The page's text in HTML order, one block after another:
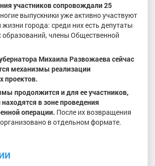
участников сопровождали 25
выпускники уже активно участвуют
города: среди них есть депутаты
члены Общественной
Михаила Развожаева сейчас
механизмы реализации
проектов.
продолжится и для ее участников,
в зоне проведения
операции. После их возвращения
в отдельном формате.